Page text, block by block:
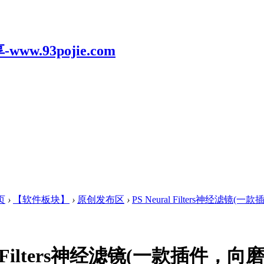
› 【软件板块】 › 原创发布区 › PS Neural Filters神经滤镜(一款
神经滤镜(一款插件，向